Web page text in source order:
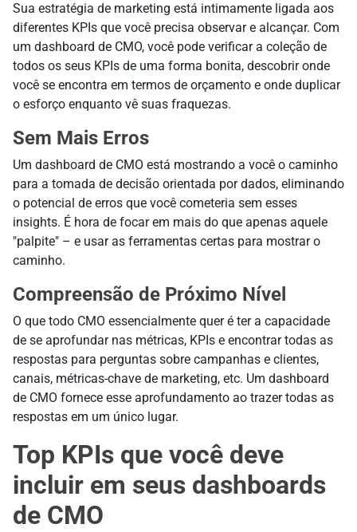
Sua estratégia de marketing está intimamente ligada aos
diferentes KPIs que você precisa observar e alcançar. Com
um dashboard de CMO, você pode verificar a coleção de
todos os seus KPIs de uma forma bonita, descobrir onde
você se encontra em termos de orçamento e onde duplicar
o esforço enquanto vê suas fraquezas.
Sem Mais Erros
Um dashboard de CMO está mostrando a você o caminho
para a tomada de decisão orientada por dados, eliminando
o potencial de erros que você cometeria sem esses
insights. É hora de focar em mais do que apenas aquele
"palpite" – e usar as ferramentas certas para mostrar o
caminho.
Compreensão de Próximo Nível
O que todo CMO essencialmente quer é ter a capacidade
de se aprofundar nas métricas, KPIs e encontrar todas as
respostas para perguntas sobre campanhas e clientes,
canais, métricas-chave de marketing, etc. Um dashboard
de CMO fornece esse aprofundamento ao trazer todas as
respostas em um único lugar.
Top KPIs que você deve
incluir em seus dashboards
de CMO